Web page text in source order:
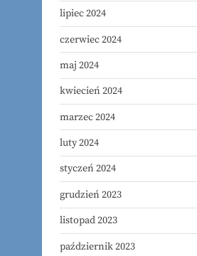
lipiec 2024
czerwiec 2024
maj 2024
kwiecień 2024
marzec 2024
luty 2024
styczeń 2024
grudzień 2023
listopad 2023
październik 2023